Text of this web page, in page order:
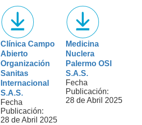
Clínica Campo
Abierto
Organización
Sanitas
Internacional
S.A.S.
Fecha
Publicación:
28 de Abril 2025
Medicina
Nuclera
Palermo OSI
S.A.S.
Fecha
Publicación:
28 de Abril 2025